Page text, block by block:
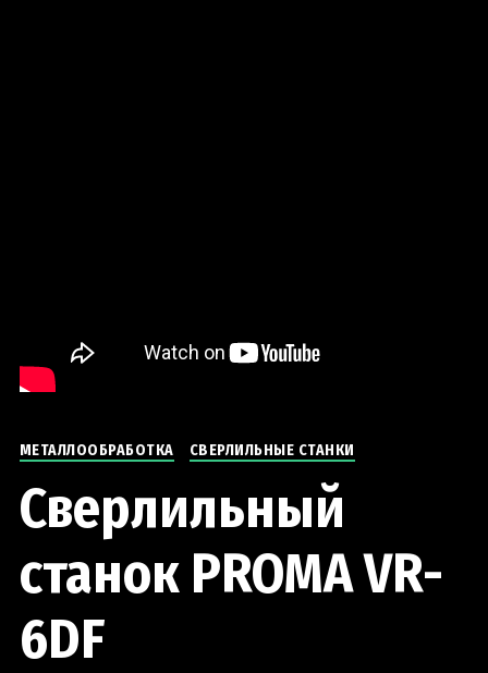
МЕТАЛЛООБРАБОТКА СВЕРЛИЛЬНЫЕ СТАНКИ
Сверлильный
станок PROMA VR-
6DF